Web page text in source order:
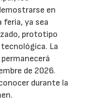
en
ya sea
prototipo
La
de 2026.
durante la